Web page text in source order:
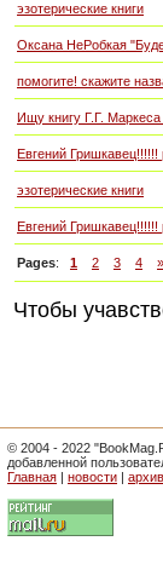
эзотерические книги
Оксана НеРобкая
помогите! скажите
Ищу книгу Г.Г.
Евгений Гришкавец!!!!!!
эзотерические книги
Евгений Гришкавец!!!!!!
Pages: 1 2 3 4 »
Чтобы
© 2004 - 2022
добавленной
Главная | новости |